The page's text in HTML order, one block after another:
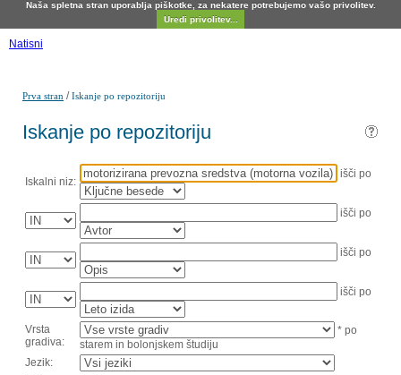
Naša spletna stran uporablja piškotke, za nekatere potrebujemo vašo privolitev.
Uredi privolitev...
Natisni
Prva stran /Iskanje po repozitoriju
Iskanje po repozitoriju
Iskalni niz:
išči po
išči po
išči po
išči po
Vrsta
gradiva:
* po
starem in bolonjskem študiju
Jezik: